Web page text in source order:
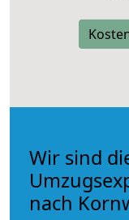
Wir sind
nach